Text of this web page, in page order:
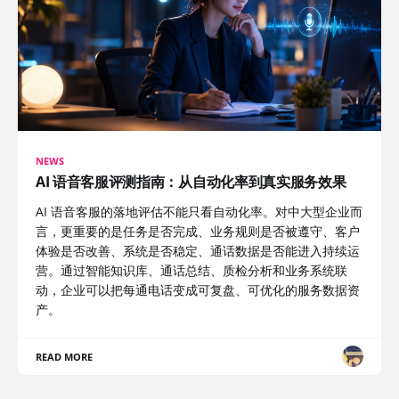
NEWS
AI 语音客服评测指南：从自动化率到真实服务效果
AI 语音客服的落地评估不能只看自动化率。对中大型企业而
言，更重要的是任务是否完成、业务规则是否被遵守、客户
体验是否改善、系统是否稳定、通话数据是否能进入持续运
营。通过智能知识库、通话总结、质检分析和业务系统联
动，企业可以把每通电话变成可复盘、可优化的服务数据资
产。
READ MORE